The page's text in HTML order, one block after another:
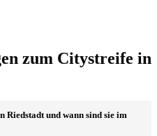
zum Citystreife in
Riedstadt und wann sind sie im